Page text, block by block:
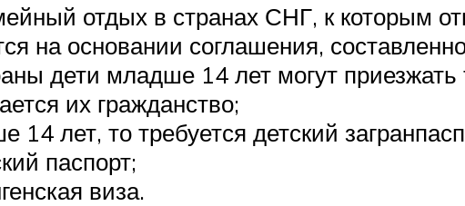
отдых в странах СНГ, к которым
на основании соглашения,
дети младше 14 лет могут
их гражданство;
14 лет, то требуется детский
паспорт;
виза.